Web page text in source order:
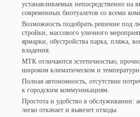
устанавливаемых непосредственно на
современных биотуалетов со всеми
Возможность подобрать решение под
стройки, массового уличного
ярмарки, обустройства парка, пляжа,
владения.
МТК отличаются эстетичностью,
широком климатическом и
Полная автономность, отсутствие
к городским коммуникациям.
Простота и удобство в обслуживании:
легко откачает и вывезет отходы.